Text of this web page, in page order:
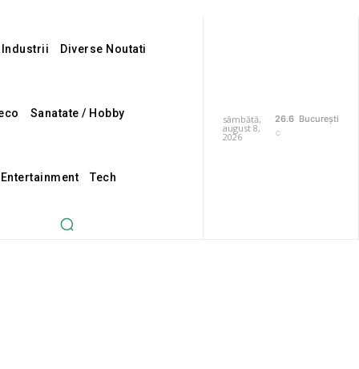
Diverse Noutati
Sanatate / Hobby
Tech
sâmbătă,
august 8,
2026
26.6
C
București